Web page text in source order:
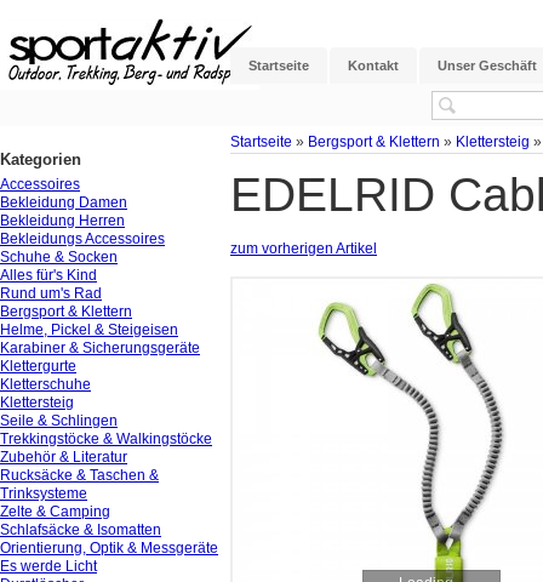
Startseite Kontakt Unser Geschäft
Startseite » Bergsport & Klettern » Klettersteig
EDELRID
zum vorherigen Artikel
Kategorien
Accessoires
Bekleidung Damen
Bekleidung Herren
Bekleidungs Accessoires
Schuhe & Socken
Alles für's Kind
Rund um's Rad
Bergsport & Klettern
Helme, Pickel & Steigeisen
Karabiner & Sicherungsgeräte
Klettergurte
Kletterschuhe
Klettersteig
Seile & Schlingen
Trekkingstöcke & Walkingstöcke
Zubehör & Literatur
Rucksäcke & Taschen &
Trinksysteme
Zelte & Camping
Schlafsäcke & Isomatten
Orientierung, Optik & Messgeräte
Es werde Licht